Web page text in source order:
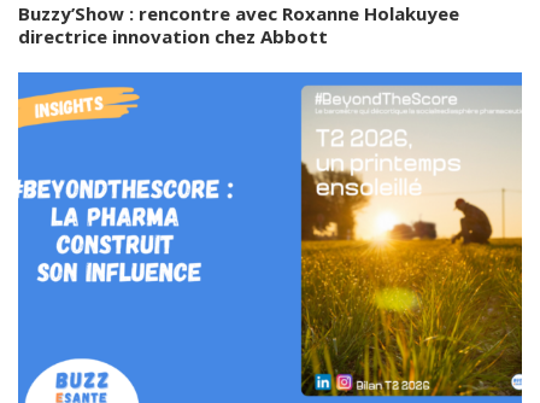
Buzzy’Show : rencontre avec Roxanne Holakuyee
directrice innovation chez Abbott